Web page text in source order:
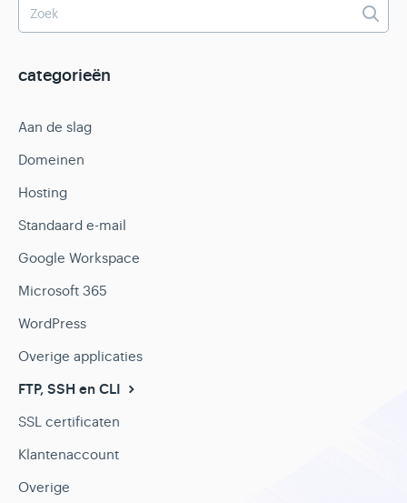
categorieën
Aan de slag
Domeinen
Hosting
Standaard e-mail
Google Workspace
Microsoft 365
WordPress
Overige applicaties
FTP, SSH en CLI
SSL certificaten
Klantenaccount
Overige